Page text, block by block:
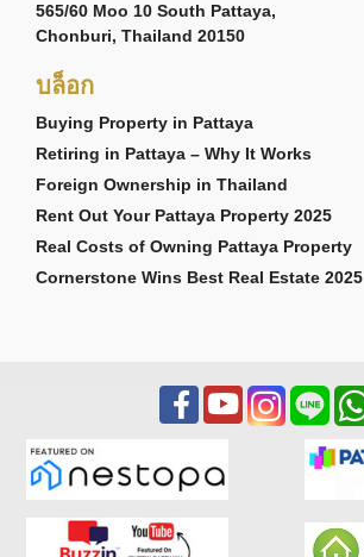
565/60 Moo 10 South Pattaya,
Chonburi, Thailand 20150
บล็อก
Buying Property in Pattaya
Retiring in Pattaya – Why It Works
Foreign Ownership in Thailand
Rent Out Your Pattaya Property 2025
Real Costs of Owning Pattaya Property
Cornerstone Wins Best Real Estate 2025